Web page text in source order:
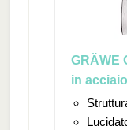
GRÄWE
in